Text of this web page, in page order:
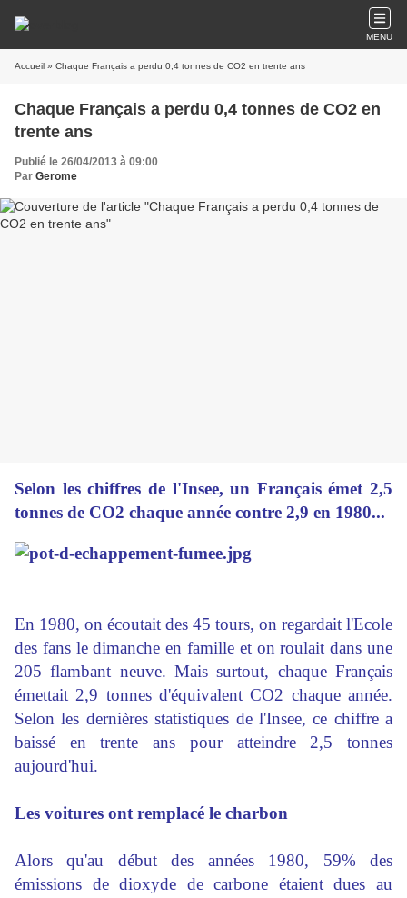
MENU
Accueil » Chaque Français a perdu 0,4 tonnes de CO2 en trente ans
Chaque Français a perdu 0,4 tonnes de CO2 en
trente ans
Publié le 26/04/2013 à 09:00
Par Gerome
Selon les chiffres de l'Insee, un Français émet 2,5
tonnes de CO2 chaque année contre 2,9 en 1980...
En 1980, on écoutait des 45 tours, on regardait l'Ecole
des fans le dimanche en famille et on roulait dans une
205 flambant neuve. Mais surtout, chaque Français
émettait 2,9 tonnes d'équivalent CO2 chaque année.
Selon les dernières statistiques de l'Insee, ce chiffre a
baissé en trente ans pour atteindre 2,5 tonnes
aujourd'hui.
Les voitures ont remplacé le charbon
Alors qu'au début des années 1980, 59% des
émissions de dioxyde de carbone étaient dues au